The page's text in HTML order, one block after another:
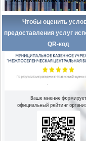
Чтобы оценить
предоставления услуг
QR-код